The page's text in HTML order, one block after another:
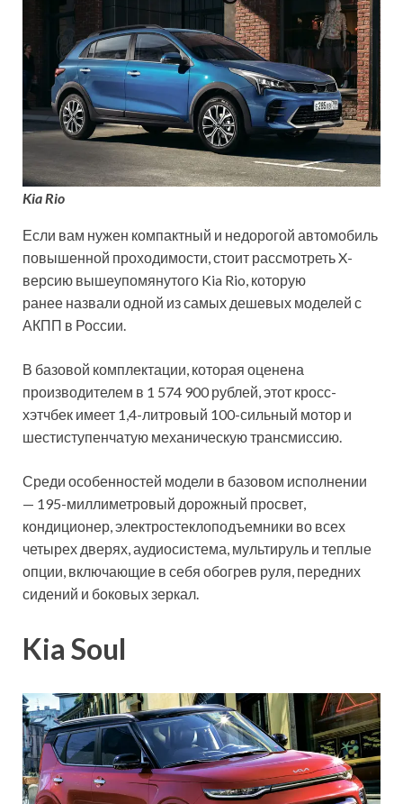
Kia Rio
Если вам нужен компактный и недорогой автомобиль
повышенной проходимости, стоит рассмотреть X-
версию вышеупомянутого Kia Rio, которую
ранее назвали одной из самых дешевых моделей с
АКПП в России.
В базовой комплектации, которая оценена
производителем в 1 574 900 рублей, этот кросс-
хэтчбек имеет 1,4-литровый 100-сильный мотор и
шестиступенчатую механическую трансмиссию.
Среди особенностей модели в базовом исполнении
— 195-миллиметровый дорожный просвет,
кондиционер, электростеклоподъемники во всех
четырех дверях, аудиосистема, мультируль и теплые
опции, включающие в себя обогрев руля, передних
сидений и боковых зеркал.
Kia Soul